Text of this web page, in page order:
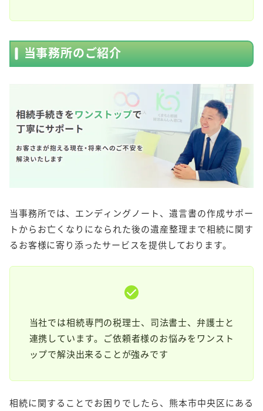
当事務所のご紹介
当事務所では、エンディングノート、遺言書の作成サポー
トからお亡くなりになられた後の遺産整理まで相続に関す
るお客様に寄り添ったサービスを提供しております。
当社では相続専門の税理士、司法書士、弁護士と
連携しています。ご依頼者様のお悩みをワンスト
ップで解決出来ることが強みです
相続に関することでお困りでしたら、熊本市中央区にある